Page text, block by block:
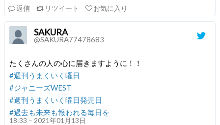
返信
リツイート お気に入り
SAKURA
@SAKURA77478683
たくさんの人の心に届きますように！！
#週刊うまくいく曜日
#ジャニーズWEST
#週刊うまくいく曜日発売日
#過去も未来も報われる毎日を
18:33 – 2021年01月13日